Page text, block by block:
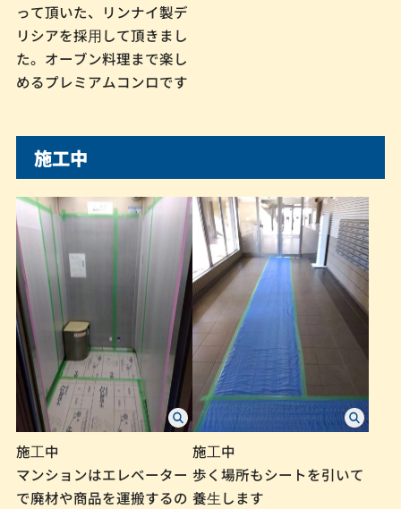
って頂いた、リンナイ製デ
リシアを採⽤して頂きまし
た。オーブン料理まで楽し
めるプレミアムコンロです
施工中
施⼯中
マンションはエレベーター
で廃材や商品を運搬するの
施⼯中
歩く場所もシートを引いて
養⽣します